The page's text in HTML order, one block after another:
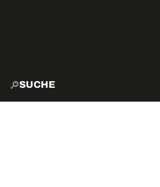
SUCHE